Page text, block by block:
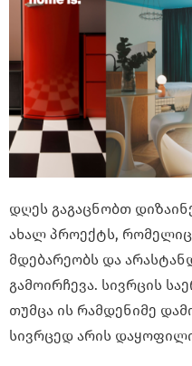
დღეს გაგაცნობთ
ახალ პროექტს,
მდებარეობს და
გამოირჩევა. სივრცის
თუმცა ის რამდენიმე
სივრცედ არის